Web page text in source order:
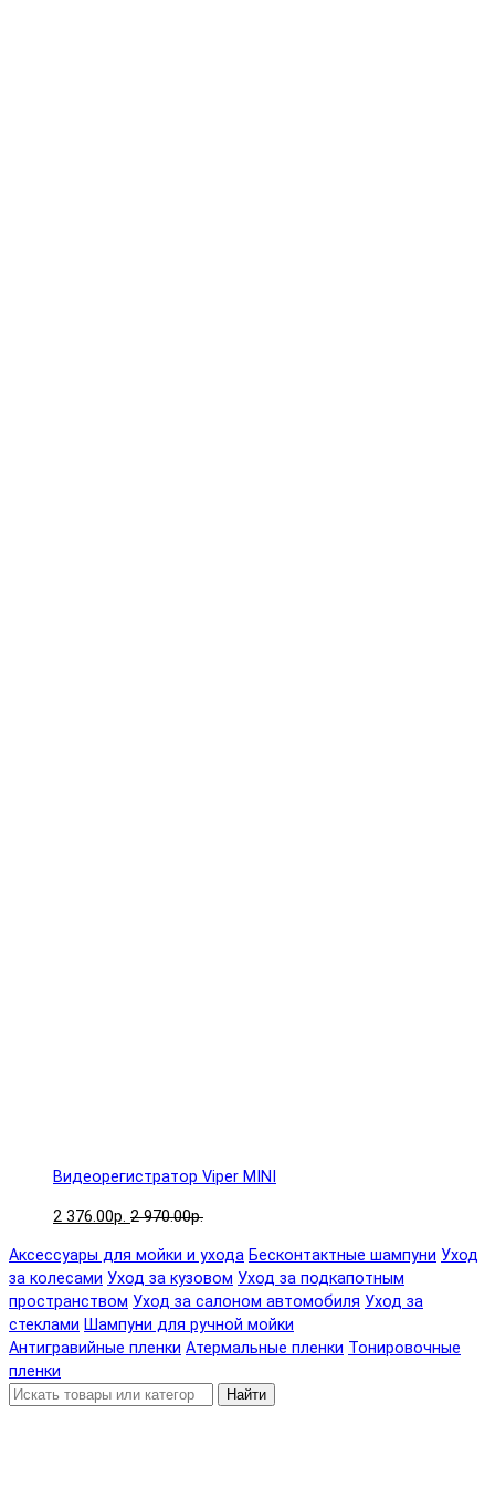
Видеорегистратор Viper MINI
2 376.00р. 2 970.00р.
Аксессуары для мойки и ухода Бесконтактные шампуни Уход
за колесами Уход за кузовом Уход за подкапотным
пространством Уход за салоном автомобиля Уход за
стеклами Шампуни для ручной мойки
Антигравийные пленки Атермальные пленки Тонировочные
пленки
Найти